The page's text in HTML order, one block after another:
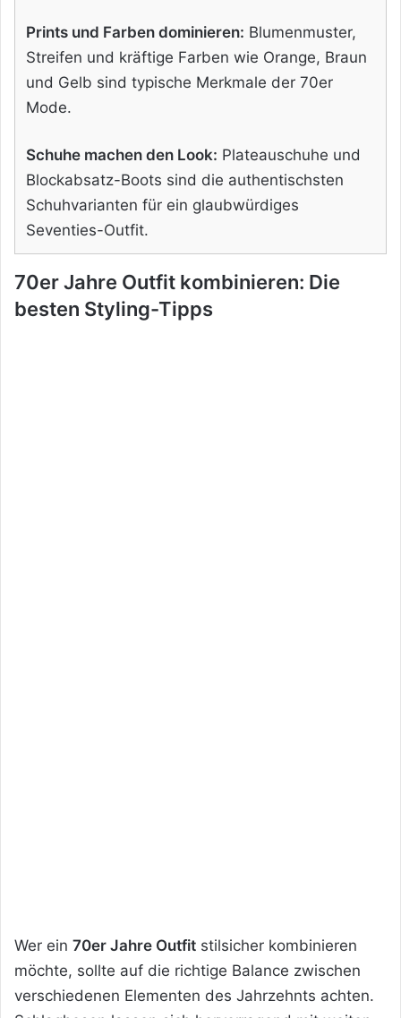
Prints und Farben dominieren: Blumenmuster,
Streifen und kräftige Farben wie Orange, Braun
und Gelb sind typische Merkmale der 70er
Mode.
Schuhe machen den Look: Plateauschuhe und
Blockabsatz-Boots sind die authentischsten
Schuhvarianten für ein glaubwürdiges
Seventies-Outfit.
70er Jahre Outfit kombinieren: Die
besten Styling-Tipps
Wer ein 70er Jahre Outfit stilsicher kombinieren
möchte, sollte auf die richtige Balance zwischen
verschiedenen Elementen des Jahrzehnts achten.